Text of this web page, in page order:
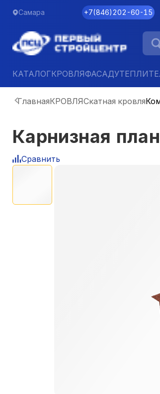
Самара +7(846)202-60-15
КАТАЛОГКРОВЛЯФАСАД
ГлавнаяКРОВЛЯСкатная кровля
Карнизная
Сравнить